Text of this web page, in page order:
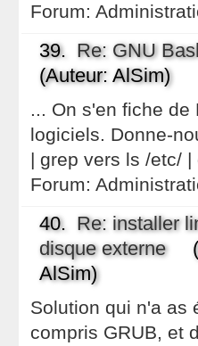
Forum:
39. Re: GNU
(Auteur: AlSim)
... On s'en fiche
logiciels. Donne-
| grep vers ls /etc/ |
Forum:
40. Re: installer
disque externe
AlSim)
Solution qui n'a as
compris GRUB, et